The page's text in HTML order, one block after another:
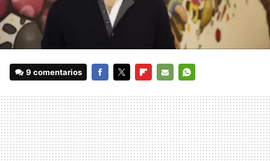
9 comentarios
MAIL